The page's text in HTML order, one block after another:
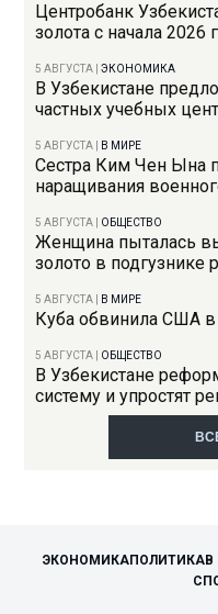
Центробанк
золота с начала 2026
5 АВГУСТА |ЭКОНОМИКА
В Узбекистане
частных учебных
5 АВГУСТА В МИРЕ
Сестра Ким Чен Ына
наращивания
5 АВГУСТА ОБЩЕСТВО
Женщина пыталась
золото в подгузнике
5 АВГУСТА В МИРЕ
Куба обвинила США
5 АВГУСТА ОБЩЕСТВО
В Узбекистане
систему и упростят
ЭКОНОМИКАПОЛИТИКАВ